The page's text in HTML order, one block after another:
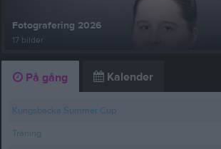
Fotografering 2026
17 bilder
På gång Kalender
Kungsbacka Summer Cup
Träning